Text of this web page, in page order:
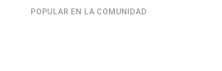
POPULAR EN LA COMUNIDAD